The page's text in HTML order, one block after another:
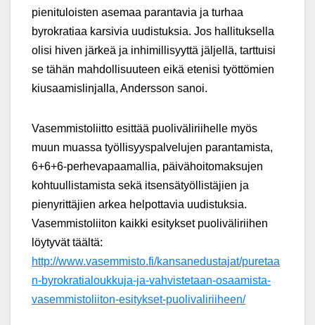
pienituloisten asemaa parantavia ja turhaa
byrokratiaa karsivia uudistuksia. Jos hallituksella
olisi hiven järkeä ja inhimillisyyttä jäljellä, tarttuisi
se tähän mahdollisuuteen eikä etenisi työttömien
kiusaamislinjalla, Andersson sanoi.
Vasemmistoliitto esittää puoliväliriihelle myös
muun muassa työllisyyspalvelujen parantamista,
6+6+6-perhevapaamallia, päivähoitomaksujen
kohtuullistamista sekä itsensätyöllistäjien ja
pienyrittäjien arkea helpottavia uudistuksia.
Vasemmistoliiton kaikki esitykset puoliväliriihen
löytyvät täältä:
http://www.vasemmisto.fi/kansanedustajat/puretaa
n-byrokratialoukkuja-ja-vahvistetaan-osaamista-
vasemmistoliiton-esitykset-puolivaliriiheen/